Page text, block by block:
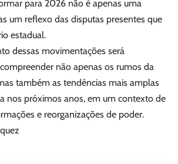
para 2026 não é apenas uma
um reflexo das disputas presentes que
estadual.
dessas movimentações será
não apenas os rumos da
também as tendências mais amplas
nos próximos anos, em um contexto de
e reorganizações de poder.